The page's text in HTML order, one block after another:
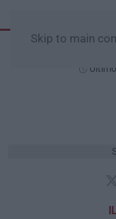
Skip to main